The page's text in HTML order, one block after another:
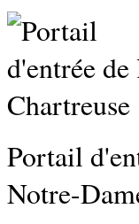
Notre-